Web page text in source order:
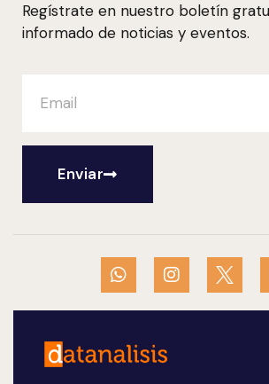
Regístrate en nuestro boletín
informado de noticias y eventos.
Enviar